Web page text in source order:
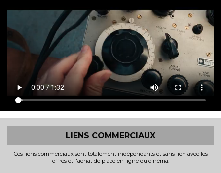
LIENS COMMERCIAUX
Ces liens commerciaux sont totalement indépendants et sans lien avec les
offres et l'achat de place en ligne du cinéma.